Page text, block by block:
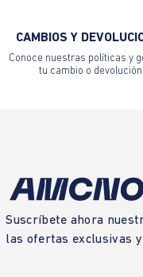
CAMBIOS Y
Conoce nuestras políticas y
tu cambio o devolución.
Suscríbete ahora
las ofertas exclusivas